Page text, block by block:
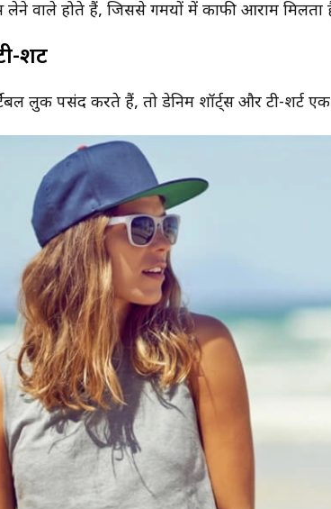
वाले होते हैं, जिससे गर्मियों में काफी आराम मिलता
शर्ट
पसंद करते हैं, तो डेनिम शॉर्ट्स और टी-शर्ट एक
देखना क्या होता है? जानिए इसके